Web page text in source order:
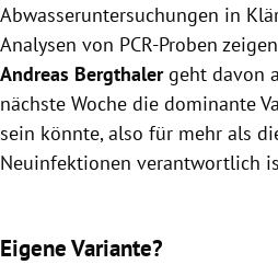
Abwasseruntersuchungen in
Analysen von PCR-Proben
Andreas Bergthalergeht davon
nächste Woche die dominante
sein könnte, also für mehr als
Neuinfektionen verantwortlich
Eigene Variante?